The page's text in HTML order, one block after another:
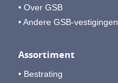
• Over GSB
• Andere GSB-vestigingen
Assortiment
• Bestrating